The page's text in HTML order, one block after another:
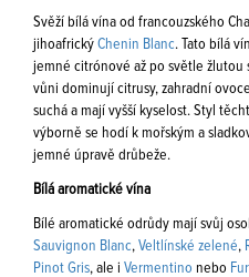
Svěží bílá vína od francouzského
jihoafrický Chenin Blanc. Tato bílá
jemné citrónové až po světle žlutou
vůni dominují citrusy, zahradní
suchá a mají vyšší kyselost. Styl
výborně se hodí k mořským a
jemné úpravě drůbeže.
Bílá aromatické vína
Bílé aromatické odrůdy mají svůj
Sauvignon Blanc, Veltlínské zelené,
Pinot Gris, ale i Vermentino nebo